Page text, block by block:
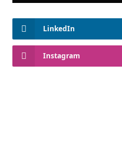
LinkedIn
Instagram